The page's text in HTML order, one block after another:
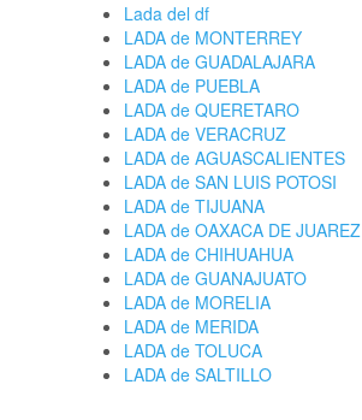
Lada del df
LADA de MONTERREY
LADA de GUADALAJARA
LADA de PUEBLA
LADA de QUERETARO
LADA de VERACRUZ
LADA de AGUASCALIENTES
LADA de SAN LUIS POTOSI
LADA de TIJUANA
LADA de OAXACA DE JUAREZ
LADA de CHIHUAHUA
LADA de GUANAJUATO
LADA de MORELIA
LADA de MERIDA
LADA de TOLUCA
LADA de SALTILLO